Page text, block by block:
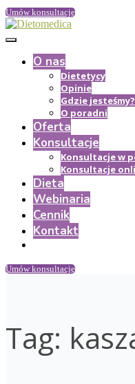
Umów konsultację
O nas
Dietetycy
Opinie
Gdzie jesteśmy?
O poradni
Oferta
Konsultacje
Konsultacje w
Konsultacje
Dieta
Webinaria
Cennik
Kontakt
Umów konsultację
Tag: